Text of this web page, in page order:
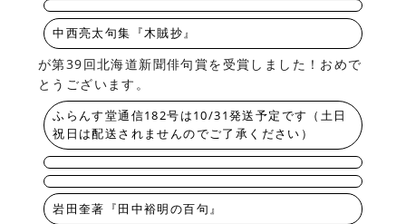
中西亮太句集『木賊抄』
が第39回北海道新聞俳句賞を受賞しました！おめで
とうございます。
ふらんす堂通信182号は10/31発送予定です（土日
祝日は配送されませんのでご了承ください）
岩田奎著『田中裕明の百句』